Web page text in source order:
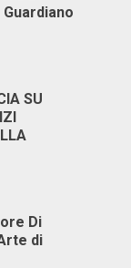
SU
Di
di